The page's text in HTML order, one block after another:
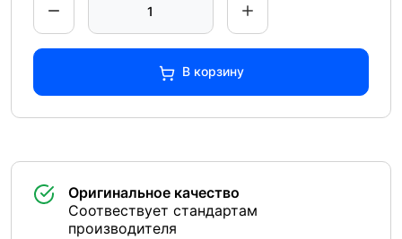
В корзину
Оригинальное качество
Соотвествует стандартам
производителя